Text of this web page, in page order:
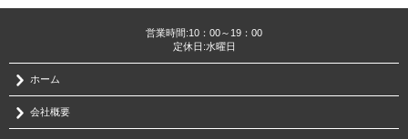
営業時間:10：00～19：00
定休日:水曜日
ホーム
会社概要